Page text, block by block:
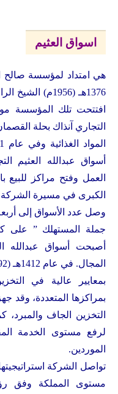
اسواق العثيم
هي امتداد لمؤسسة صالح
1376هـ (1956م)
افتتحت تلك المؤسسة
التجاري آنذاك بحلة
أسواق عبدالله العثيم
العمل وفتح مراكز للبيع
الكبرى في مسيرة الشركة في العام 1410
وصل عدد الأسواق إلى
جملة المستهلك ” على
أصبحت أسواق عبدالله
المجال. في عام 1412هـ (1992م) تم افتتاح مستودعات كبيرة
بمعايير عالية في
بمراكزها المتعددة،
التخزين الجاف
لرفع مستوى الخدمة
الموردين.
تواصل الشركة
مستوى المملكة وفق